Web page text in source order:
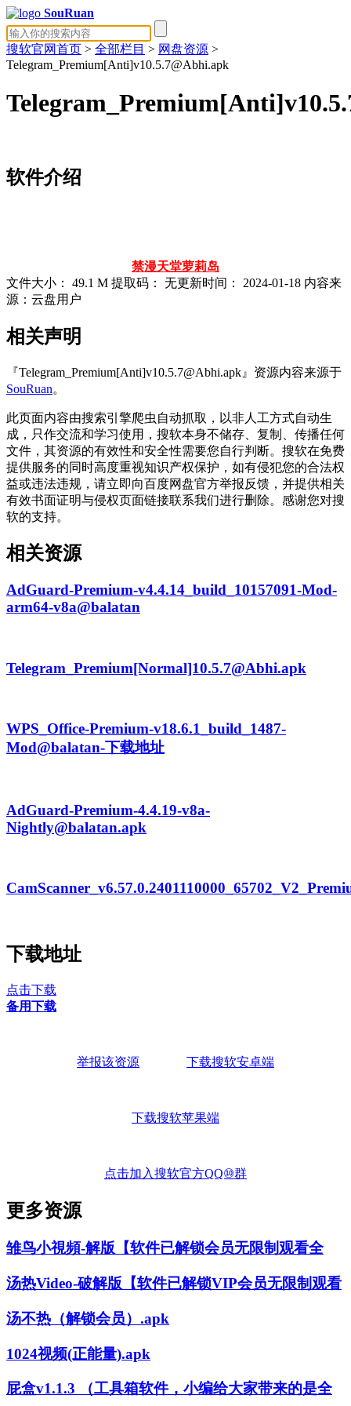
SouRuan
搜软官网首页 > 全部栏目 > 网盘资源 >
Telegram_Premium[Anti]v10.5.7@Abhi.apk
软件介绍
禁漫天堂萝莉岛
文件大小：
49.1 M 提取码： 无更新时间： 2024-01-18 内容来
源：云盘用户
相关声明
『Telegram_Premium[Anti]v10.5.7@Abhi.apk』资源内容来源于
SouRuan。
此页面内容由搜索引擎爬虫自动抓取，以非人工方式自动生
成，只作交流和学习使用，搜软本身不储存、复制、传播任何
文件，其资源的有效性和安全性需要您自行判断。搜软在免费
提供服务的同时高度重视知识产权保护，如有侵犯您的合法权
益或违法违规，请立即向百度网盘官方举报反馈，并提供相关
有效书面证明与侵权页面链接联系我们进行删除。感谢您对搜
软的支持。
相关资源
AdGuard-Premium-v4.4.14_build_10157091-Mod-
arm64-v8a@balatan
Telegram_Premium[Normal]10.5.7@Abhi.apk
WPS_Office-Premium-v18.6.1_build_1487-
Mod@balatan-下载地址
AdGuard-Premium-4.4.19-v8a-
Nightly@balatan.apk
下载地址
点击下载
备用下载
举报该资源 下载搜软安卓端
下载搜软苹果端
点击加入搜软官方QQ⑩群
更多资源
雏鸟小視頻-解版【软件已解锁会员无限制观看全
汤热Video-破解版【软件已解锁VIP会员无限制观看
汤不热（解锁会员）.apk
1024视频(正能量).apk
屁盒v1.1.3 （工具箱软件，小编给大家带来的是全